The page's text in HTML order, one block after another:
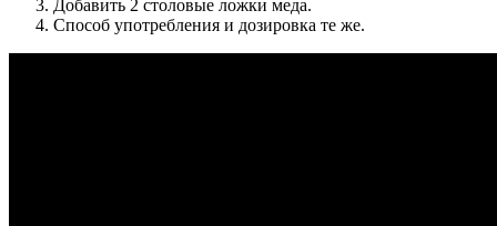
Добавить 2 столовые ложки меда.
Способ употребления и дозировка те же.